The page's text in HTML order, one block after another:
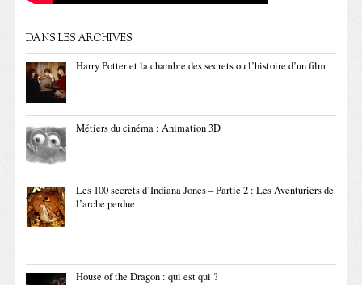
DANS LES ARCHIVES
Harry Potter et la chambre des secrets ou l’histoire d’un film
Métiers du cinéma : Animation 3D
Les 100 secrets d’Indiana Jones – Partie 2 : Les Aventuriers de
l’arche perdue
House of the Dragon : qui est qui ?